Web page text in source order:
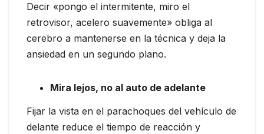
Decir «pongo el intermitente, miro el
retrovisor, acelero suavemente» obliga al
cerebro a mantenerse en la técnica y deja la
ansiedad en un segundo plano.
Mira lejos, no al auto de adelante
Fijar la vista en el parachoques del vehículo de
delante reduce el tiempo de reacción y